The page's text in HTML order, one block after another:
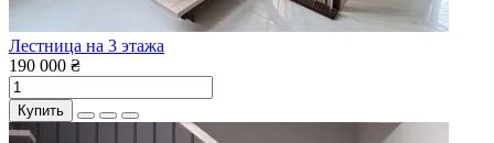
Лестница на 3 этажа
190 000 ₴
Купить